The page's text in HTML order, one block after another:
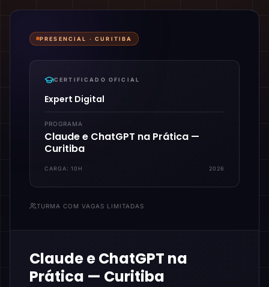
PRESENCIAL ·CURITIBA
CERTIFICADO OFICIAL
Expert Digital
PROGRAMA
Claude e ChatGPT na Prática —
Curitiba
CARGA:10H 2026
TURMA COM VAGAS LIMITADAS
Claude e ChatGPT na
Prática — Curitiba